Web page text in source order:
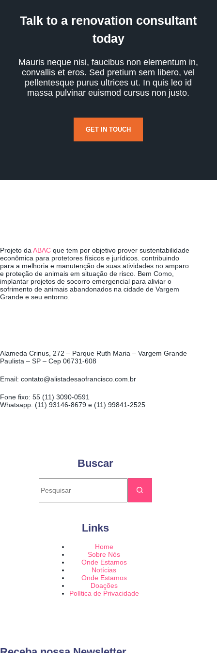
Talk to a renovation consultant
today
Mauris neque nisi, faucibus non elementum in,
convallis et eros. Sed pretium sem libero, vel
pellentesque purus ultrices ut. In quis leo id
massa pulvinar euismod cursus non justo.
GET IN TOUCH
Projeto daABAC que tem por objetivo prover sustentabilidade
econômica para protetores físicos e jurídicos. contribuindo
para a melhoria e manutenção de suas atividades no amparo
e proteção de animais em situação de risco. Bem Como,
implantar projetos de socorro emergencial para aliviar o
sofrimento de animais abandonados na cidade de Vargem
Grande e seu entorno.
Alameda Crinus, 272 – Parque Ruth Maria – Vargem Grande
Paulista – SP – Cep 06731-608
Email: contato@alistadesaofrancisco.com.br
Fone fixo: 55 (11) 3090-0591
Whatsapp: (11) 93146-8679 e (11) 99841-2525
Buscar
Links
Home
Sobre Nós
Onde Estamos
Notícias
Onde Estamos
Doações
Política de Privacidade